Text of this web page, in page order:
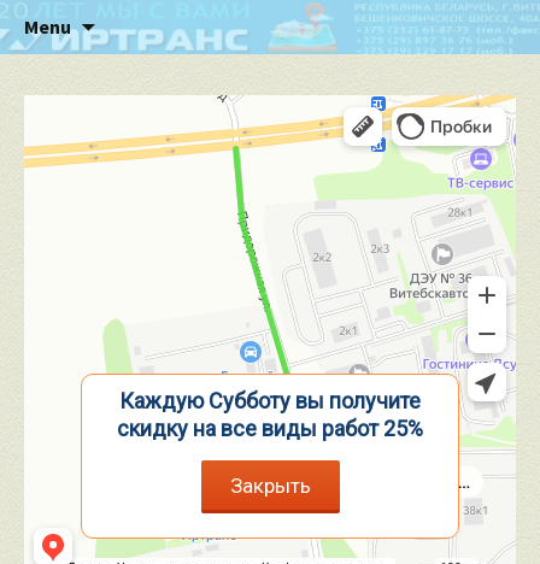
Menu
Каждую Субботу вы получите
скидку на все виды работ 25%
Закрыть